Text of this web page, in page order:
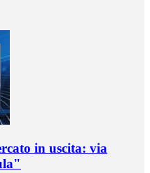
in uscita: via